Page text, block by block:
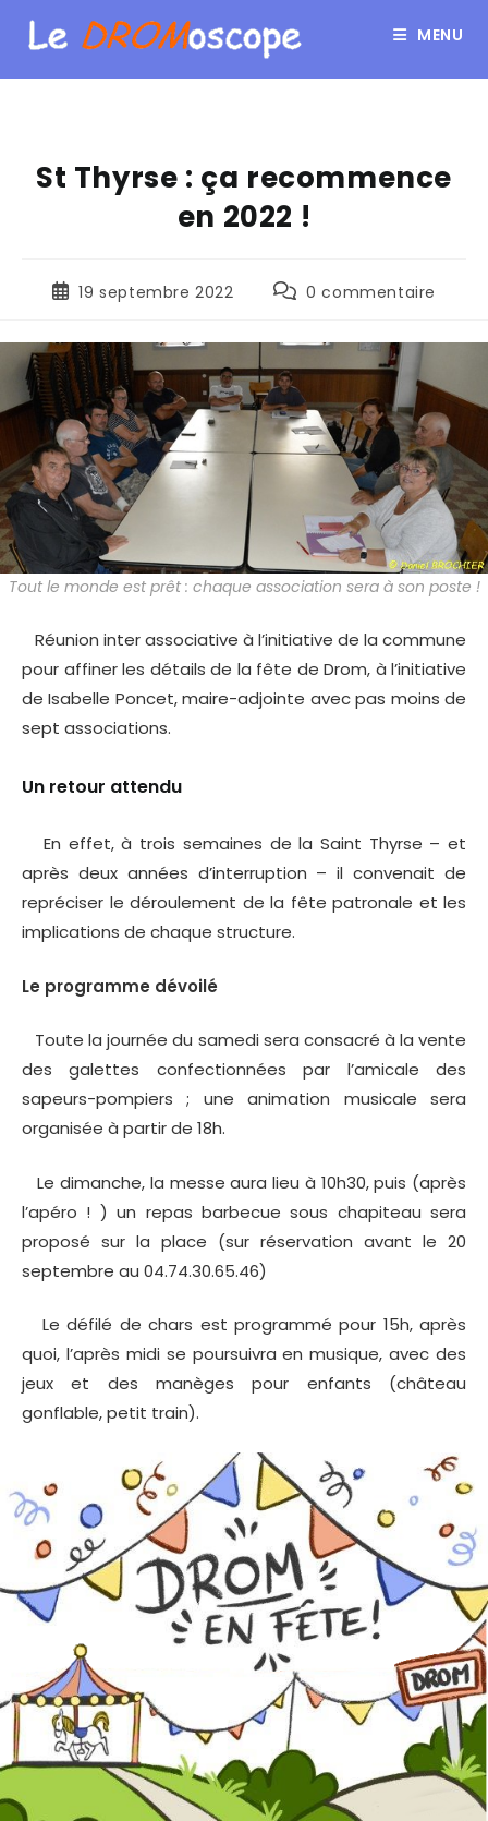
MENU
St Thyrse : ça recommence
en 2022 !
19 septembre 2022 0 commentaire
Tout le monde est prêt : chaque association sera à son poste !
Réunion inter associative à l’initiative de la commune
pour affiner les détails de la fête de Drom, à l’initiative
de Isabelle Poncet, maire-adjointe avec pas moins de
sept associations.
Un retour attendu
En effet, à trois semaines de la Saint Thyrse – et
après deux années d’interruption – il convenait de
repréciser le déroulement de la fête patronale et les
implications de chaque structure.
Le programme dévoilé
Toute la journée du samedi sera consacré à la vente
des galettes confectionnées par l’amicale des
sapeurs-pompiers ; une animation musicale sera
organisée à partir de 18h.
Le dimanche, la messe aura lieu à 10h30, puis (après
l’apéro ! ) un repas barbecue sous chapiteau sera
proposé sur la place (sur réservation avant le 20
septembre au 04.74.30.65.46)
Le défilé de chars est programmé pour 15h, après
quoi, l’après midi se poursuivra en musique, avec des
jeux et des manèges pour enfants (château
gonflable, petit train).